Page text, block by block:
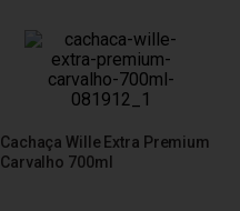
Cachaça Wille Extra Premium
Carvalho 700ml